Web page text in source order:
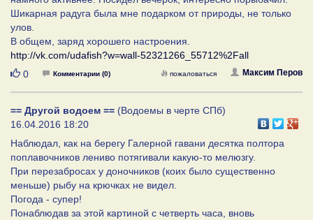
Шикарная радуга была мне подарком от природы, не только
улов.
В общем, заряд хорошего настроения.
http://vk.com/udafish?w=wall-52321266_55712%2Fall
Нравится
0 Комментарии (0) Максим Перов
пожаловаться
== Другой водоем == (Водоемы в черте СПб)
16.04.2016 18:20
Наблюдал, как на берегу Галерной гавани десятка полтора
поплавочников лениво потягивали какую-то мелюзгу.
При перезабросах у доночников (коих было существенно
меньше) рыбу на крючках не видел.
Погода - супер!
Понаблюдав за этой картиной с четверть часа, вновь